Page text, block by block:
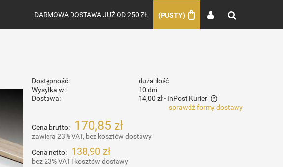
(PUSTY)
DARMOWA DOSTAWA JUŻ OD 250 ZŁ
Dostępność:
duża ilość
Wysyłka w:
10 dni
Dostawa:
14,00 zł - InPost Kurier
Cena nie zawiera ewentualnych kosztów
płatności
sprawdź formy dostawy
Cena brutto: 170,85 zł
zawiera 23% VAT, bez kosztów dostawy
Cena netto: 138,90 zł
bez 23% VAT i kosztów dostawy